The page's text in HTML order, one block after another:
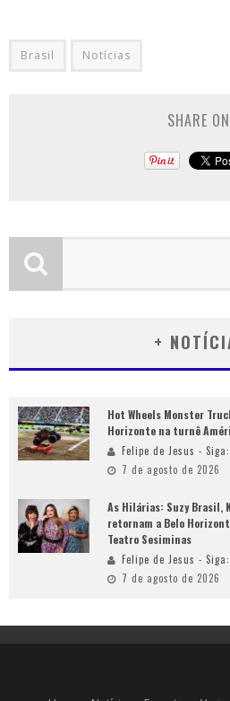
Brasil Notícias
SHARE
+
Hot Wheels Monster
Horizonte na turnê
Felipe de Jesus -
7 de agosto de 2026
As Hilárias: Suzy Brasil,
retornam a Belo
Teatro Sesiminas
Felipe de Jesus -
7 de agosto de 2026